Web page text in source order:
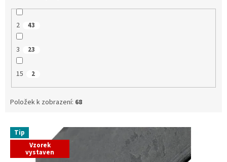
2 43
3 23
15 2
Položek k zobrazení: 68
V Tip
Vzorek
vystaven